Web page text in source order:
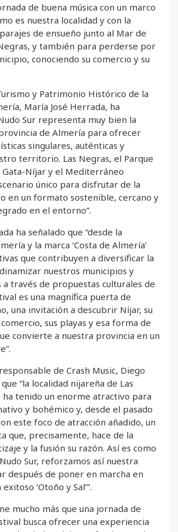
de buena música con un marco
es nuestra localidad y con la
de ensueño junto al Mar de
y también para perderse por
conociendo su comercio y su
y Patrimonio Histórico de la
María José Herrada, ha
Sur representa muy bien la
de Almería para ofrecer
singulares, auténticas y
territorio. Las Negras, el Parque
Gata-Níjar y el Mediterráneo
único para disfrutar de la
en un formato sostenible, cercano y
en el entorno”.
ha señalado que “desde la
y la marca ‘Costa de Almería’
que contribuyen a diversificar la
nuestros municipios y
través de propuestas culturales de
es una magnífica puerta de
una invitación a descubrir Níjar, su
sus playas y esa forma de
convierte a nuestra provincia en un
de Crash Music, Diego
“la localidad nijareña de Las
tenido un enorme atractivo para
y bohémico y, desde el pasado
este foco de atracción añadido, un
que, precisamente, hace de la
y la fusión su razón. Así es como
Sur, reforzamos así nuestra
después de poner en marcha en
‘Otoño y Sal’”.
mucho más que una jornada de
busca ofrecer una experiencia